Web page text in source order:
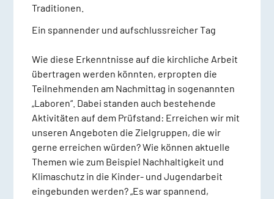
Traditionen.
Ein spannender und aufschlussreicher Tag
Wie diese Erkenntnisse auf die kirchliche Arbeit
übertragen werden könnten, erpropten die
Teilnehmenden am Nachmittag in sogenannten
„Laboren“. Dabei standen auch bestehende
Aktivitäten auf dem Prüfstand: Erreichen wir mit
unseren Angeboten die Zielgruppen, die wir
gerne erreichen würden? Wie können aktuelle
Themen wie zum Beispiel Nachhaltigkeit und
Klimaschutz in die Kinder- und Jugendarbeit
eingebunden werden? „Es war spannend,